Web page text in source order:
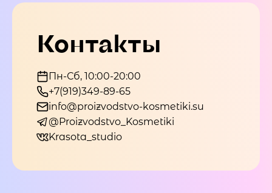
Контакты
Пн-Сб, 10:00-20:00
+7(919)349-89-65
info@proizvodstvo-kosmetiki.su
@Proizvodstvo_Kosmetiki
Krasota_studio